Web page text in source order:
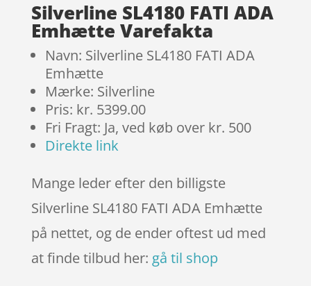
Silverline SL4180 FATI ADA
Emhætte Varefakta
Navn: Silverline SL4180 FATI ADA
Emhætte
Mærke: Silverline
Pris: kr. 5399.00
Fri Fragt: Ja, ved køb over kr. 500
Direkte link
Mange leder efter den billigste
Silverline SL4180 FATI ADA Emhætte
på nettet, og de ender oftest ud med
at finde tilbud her: gå til shop